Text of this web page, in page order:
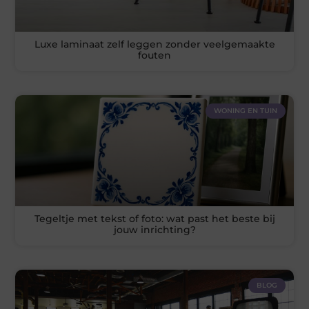
Luxe laminaat zelf leggen zonder veelgemaakte
fouten
WONING EN TUIN
Tegeltje met tekst of foto: wat past het beste bij
jouw inrichting?
BLOG